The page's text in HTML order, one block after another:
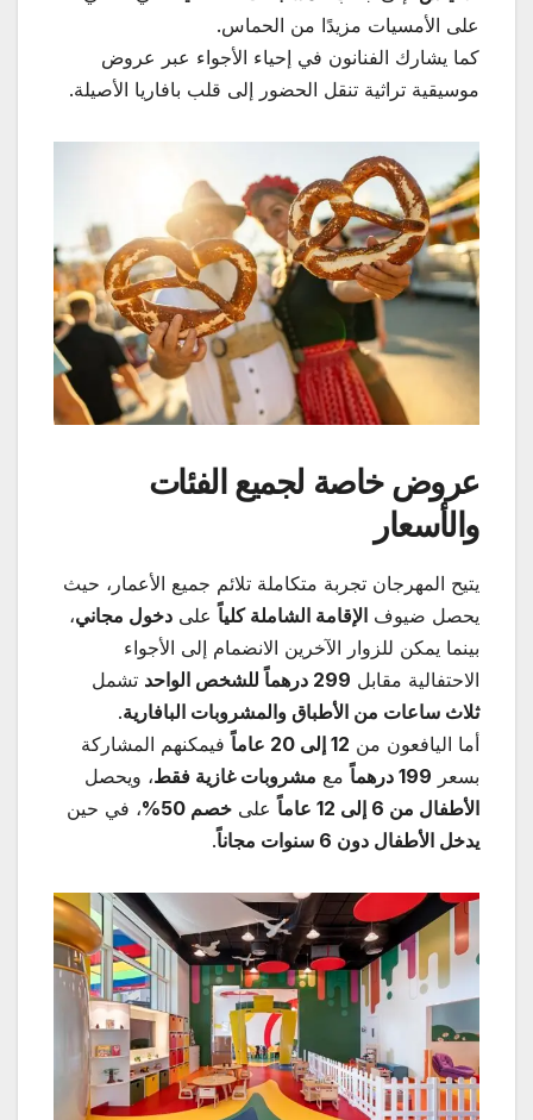
على الأمسيات مزيدًا من الحماس.
كما يشارك الفنانون في إحياء الأجواء عبر عروض
موسيقية تراثية تنقل الحضور إلى قلب بافاريا الأصيلة.
عروض خاصة لجميع الفئات
والأسعار
يتيح المهرجان تجربة متكاملة تلائم جميع الأعمار، حيث
يحصل ضيوف الإقامة الشاملة كلياً على دخول مجاني،
بينما يمكن للزوار الآخرين الانضمام إلى الأجواء
الاحتفالية مقابل 299 درهماً للشخص الواحد تشمل
ثلاث ساعات من الأطباق والمشروبات البافارية.
أما اليافعون من 12 إلى 20 عاماً
فيمكنهم المشاركة
بسعر 199 درهماً مع مشروبات غازية فقط، ويحصل
الأطفال من 6 إلى 12 عاماً
على خصم 50 %، في حين
يدخل الأطفال دون 6 سنوات مجاناً
.